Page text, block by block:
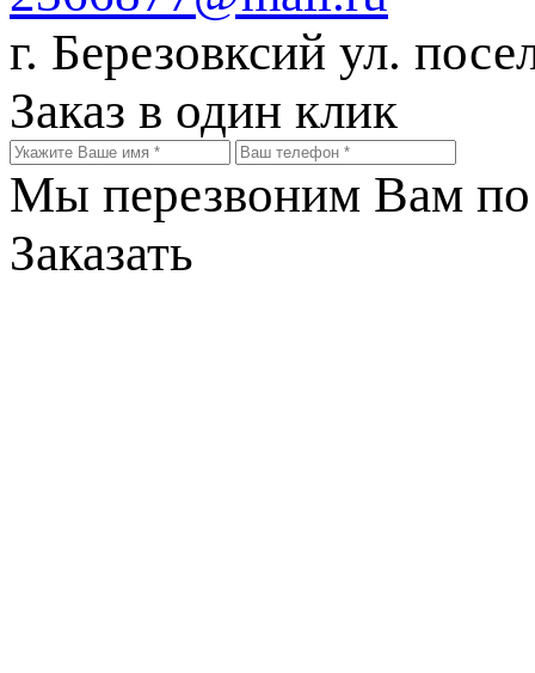
г. Березовксий ул.
Заказ в один клик
Мы перезвоним Вам по
Заказать